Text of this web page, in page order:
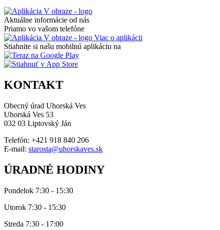
Aktuálne informácie od nás
Priamo vo vašom telefóne
Viac o aplikácii
Stiahnite si našu mobilnú aplikáciu na
KONTAKT
Obecný úrad Uhorská Ves
Uhorská Ves 53
032 03 Liptovský Ján
Telefón: +421 918 840 206
E-mail: starosta@uhorskaves.sk
ÚRADNÉ HODINY
Pondelok 7:30 - 15:30
Utorok 7:30 - 15:30
Streda 7:30 - 17:00